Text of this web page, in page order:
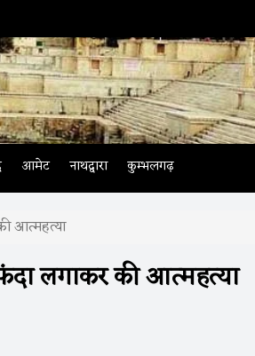
आमेट नाथद्वारा कुम्भलगढ़
आत्महत्या
लगाकर की आत्महत्या